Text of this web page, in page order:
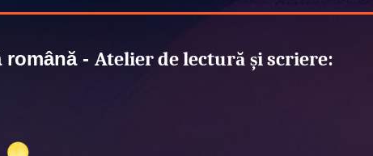
- Atelier de lectură și scriere: